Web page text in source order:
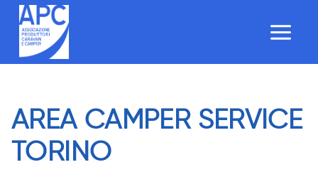
Salta
contenuto
AREA CAMPER SERVICE
TORINO